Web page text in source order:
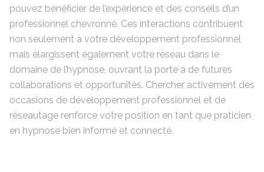
pouvez bénéficier de l’expérience et des conseils d’un
professionnel chevronné. Ces interactions contribuent
non seulement à votre développement professionnel
mais élargissent également votre réseau dans le
domaine de l’hypnose, ouvrant la porte à de futures
collaborations et opportunités. Chercher activement des
occasions de développement professionnel et de
réseautage renforce votre position en tant que praticien
en hypnose bien informé et connecté.